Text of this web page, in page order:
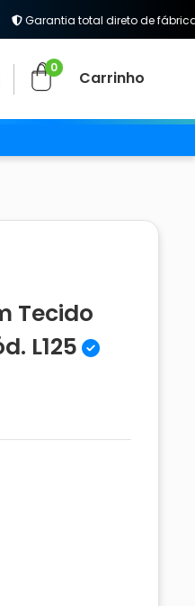
total direto de fábrica
0
Carrinho
Tecido
L125